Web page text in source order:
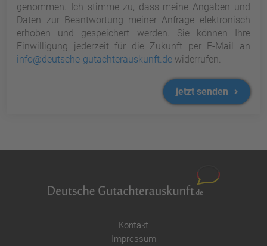
genommen. Ich stimme zu, dass meine Angaben und
Daten zur Beantwortung meiner Anfrage elektronisch
erhoben und gespeichert werden. Sie können Ihre
Einwilligung jederzeit für die Zukunft per E-Mail an
info@deutsche-gutachterauskunft.de widerrufen.
jetzt senden
Kontakt
Impressum